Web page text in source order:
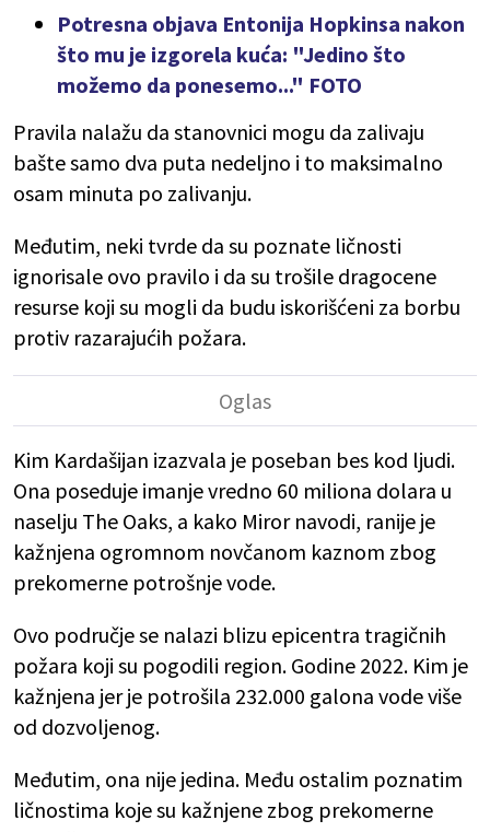
Potresna objava Entonija Hopkinsa nakon
što mu je izgorela kuća: "Jedino što
možemo da ponesemo..." FOTO
Pravila nalažu da stanovnici mogu da zalivaju
bašte samo dva puta nedeljno i to maksimalno
osam minuta po zalivanju.
Međutim, neki tvrde da su poznate ličnosti
ignorisale ovo pravilo i da su trošile dragocene
resurse koji su mogli da budu iskorišćeni za borbu
protiv razarajućih požara.
Kim Kardašijan izazvala je poseban bes kod ljudi.
Ona poseduje imanje vredno 60 miliona dolara u
naselju The Oaks, a kako Miror navodi, ranije je
kažnjena ogromnom novčanom kaznom zbog
prekomerne potrošnje vode.
Ovo područje se nalazi blizu epicentra tragičnih
požara koji su pogodili region. Godine 2022. Kim je
kažnjena jer je potrošila 232.000 galona vode više
od dozvoljenog.
Međutim, ona nije jedina. Među ostalim poznatim
ličnostima koje su kažnjene zbog prekomerne